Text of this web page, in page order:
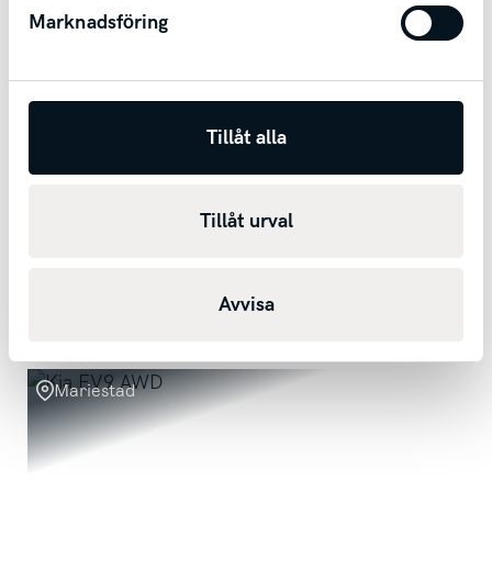
Marknadsföring
Tillåt alla
Tillåt urval
Avvisa
Kia Ceed Sportswagon Plug-in Hybrid
Mariestad